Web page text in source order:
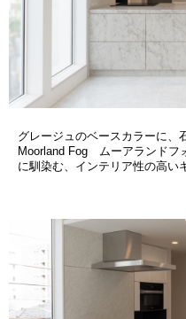
グレージュのベースカラーに、
Moorland Fog ムーアランドフ
に馴染む、インテリア性の高い